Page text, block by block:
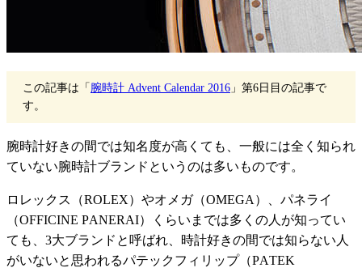
この記事は「 腕時計 Advent Calendar 2016 」第6日目の記事で
す。
腕時計好きの間では知名度が高くても、一般には全く知られ
ていない腕時計ブランドというのは多いものです。
ロレックス（ROLEX）やオメガ（OMEGA ）、パネライ
（OFFICINE PANERAI）くらいまでは多くの人が知ってい
ても、3大ブランドと呼ばれ、時計好きの間では知らない人
がいないと思われるパテックフィリップ（PATEK